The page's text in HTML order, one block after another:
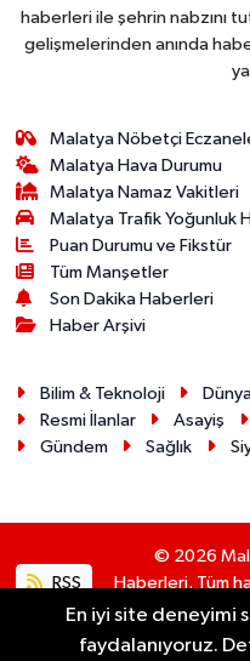
haberleri ile şehrin nabzını
gelişmelerinden anında
Malatya Nöbetçi
Malatya Hava Durumu
Malatya Namaz Vakitleri
Malatya Trafik Yoğunluk
Puan Durumu ve Fikstür
Tüm Manşetler
Son Dakika Haberleri
Haber Arşivi
Bilim & Teknoloji
Resmi İlanlar
Asayiş
Gündem
Sağlık
RSS
© 2026
Haberleri. Tüm
En iyi site deneyimi
faydalanıyoruz.